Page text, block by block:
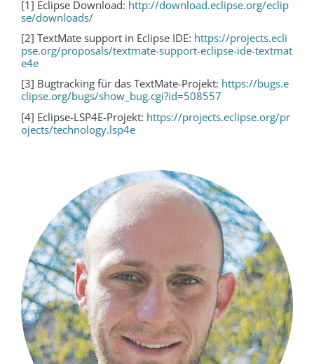
[1] Eclipse Download: http://download.eclipse.org/eclip
se/downloads/
[2] TextMate support in Eclipse IDE: https://projects.ecli
pse.org/proposals/textmate-support-eclipse-ide-textmat
e4e
[3] Bugtracking für das TextMate-Projekt: https://bugs.e
clipse.org/bugs/show_bug.cgi?id=508557
[4] Eclipse-LSP4E-Projekt: https://projects.eclipse.org/pr
ojects/technology.lsp4e